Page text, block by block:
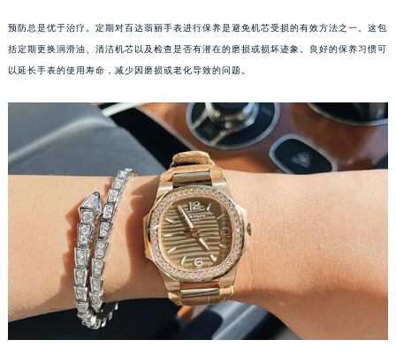
预防总是优于治疗。定期对百达翡丽手表进行保养是避免机芯受损的有效方法之一。这包
括定期更换润滑油、清洁机芯以及检查是否有潜在的磨损或损坏迹象。良好的保养习惯可
以延长手表的使用寿命，减少因磨损或老化导致的问题。